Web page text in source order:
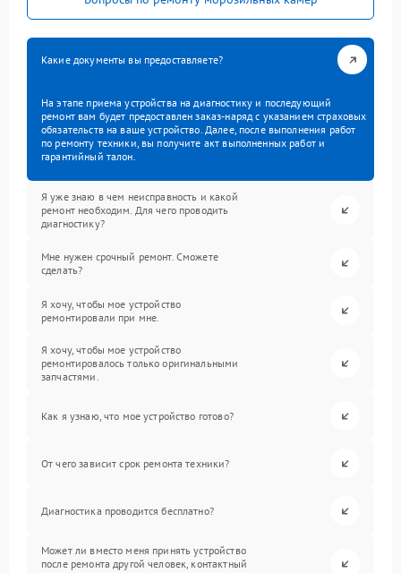
Какие документы вы предоставляете?
На этапе приема устройства на диагностику и последующий
ремонт вам будет предоставлен заказ-наряд с указанием страховых
обязательств на ваше устройство. Далее, после выполнения работ
по ремонту техники, вы получите акт выполненных работ и
гарантийный талон.
Я уже знаю в чем неисправность и какой
ремонт необходим. Для чего проводить
диагностику?
Мне нужен срочный ремонт. Сможете
сделать?
Я хочу, чтобы мое устройство
ремонтировали при мне.
Я хочу, чтобы мое устройство
ремонтировалось только оригинальными
запчастями.
Как я узнаю, что мое устройство готово?
От чего зависит срок ремонта техники?
Диагностика проводится бесплатно?
Может ли вместо меня принять устройство
после ремонта другой человек, контактный